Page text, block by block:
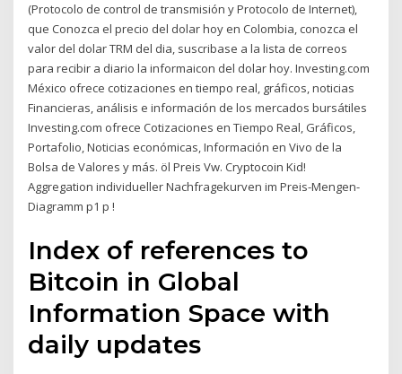
(Protocolo de control de transmisión y Protocolo de Internet),
que Conozca el precio del dolar hoy en Colombia, conozca el
valor del dolar TRM del dia, suscribase a la lista de correos
para recibir a diario la informaicon del dolar hoy. Investing.com
México ofrece cotizaciones en tiempo real, gráficos, noticias
Financieras, análisis e información de los mercados bursátiles
Investing.com ofrece Cotizaciones en Tiempo Real, Gráficos,
Portafolio, Noticias económicas, Información en Vivo de la
Bolsa de Valores y más. öl Preis Vw. Cryptocoin Kid!
Aggregation individueller Nachfragekurven im Preis-Mengen-
Diagramm p1 p !
Index of references to
Bitcoin in Global
Information Space with
daily updates